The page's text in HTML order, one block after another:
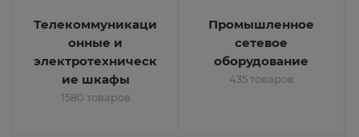
Телекоммуникаци
онные и
электротехническ
ие шкафы
1580 товаров
Промышленное
сетевое
оборудование
435 товаров